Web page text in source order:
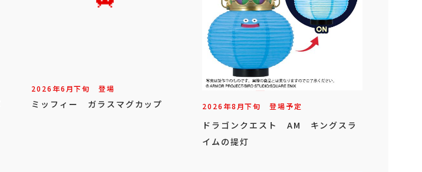
2026年6月下旬 登場
ミッフィー ガラスマグカップ 2026年8月下旬 登場予定
ドラゴンクエスト AM キングスラ
イムの提灯